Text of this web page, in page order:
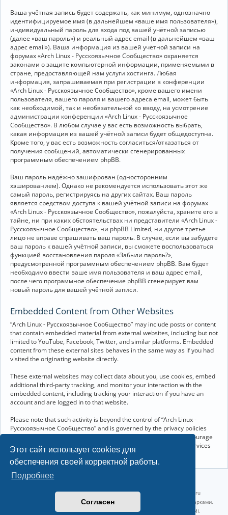
Этот сайт использует cookies для
обеспечения своей корректной работы.
Подробнее
Согласен
Ваша учётная запись будет содержать, как минимум, однозначно
идентифицируемое имя (в дальнейшем «ваше имя пользователя»),
индивидуальный пароль для входа под вашей учётной записью
(далее «ваш пароль») и реальный адрес email (в дальнейшем «ваш
адрес email»). Ваша информация из вашей учётной записи на
форумах «Arch Linux - Русскоязычное Сообщество» охраняется
законами о защите компьютерной информации, применяемыми в
стране, предоставляющей нам услуги хостинга. Любая
информация, запрашиваемая при регистрации в конференции
«Arch Linux - Русскоязычное Сообщество», кроме вашего имени
пользователя, вашего пароля и вашего адреса email, может быть
как необходимой, так и необязательной ко вводу, на усмотрение
администрации конференции «Arch Linux - Русскоязычное
Сообщество». В любом случае у вас есть возможность выбрать,
какая информация из вашей учётной записи будет общедоступна.
Кроме того, у вас есть возможность согласиться/отказаться от
получения сообщений, автоматически сгенерированных
программным обеспечением phpBB.
Ваш пароль надёжно зашифрован (односторонним
хэшированием). Однако не рекомендуется использовать этот же
самый пароль, регистрируясь на других сайтах. Ваш пароль
является средством доступа к вашей учётной записи на форумах
«Arch Linux - Русскоязычное Сообщество», пожалуйста, храните его в
тайне, ни при каких обстоятельствах ни представители «Arch Linux -
Русскоязычное Сообщество», ни phpBB Limited, ни другое третье
лицо не вправе спрашивать ваш пароль. В случае, если вы забудете
ваш пароль к вашей учётной записи, вы сможете воспользоваться
функцией восстановления пароля «Забыли пароль?»,
предусмотренной программным обеспечением phpBB. Вам будет
необходимо ввести ваше имя пользователя и ваш адрес email,
после чего программное обеспечение phpBB сгенерирует вам
новый пароль для вашей учётной записи.
Embedded Content from Other Websites
“Arch Linux - Русскоязычное Сообщество” may include posts or content
that contain embedded material from external websites, including but not
limited to YouTube, Facebook, Twitter, and similar platforms. Embedded
content from these external sites behaves in the same way as if you had
visited the originating website directly.
These external websites may collect data about you, use cookies, embed
additional third-party tracking, and monitor your interaction with the
embedded content, including tracking your interaction if you have an
account and are logged in to that website.
Please note that such activity is beyond the control of “Arch Linux -
Русскоязычное Сообщество” and is governed by the privacy policies
and terms of service of the respective external websites. We encourage
you to review the privacy and cookie policies of any third-party services
you interact with through embedded content.
Linux 6.18.40-1-lts x86_64 GNU/Linux 2026-07-26 08:48:12 |
vps reg.ru
Название и логотип Arch Linux ™ являются признанными торговыми марками.
Linux ® — зарегистрированная торговая марка Linus Torvalds и LMI.